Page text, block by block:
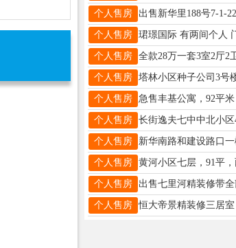
个人售房
个人售房
个人售房
个人售房
个人售房
个人售房
个人售房
个人售房
个人售房
个人售房